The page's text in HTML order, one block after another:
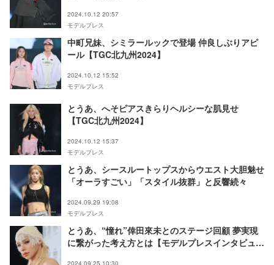
2024.10.12 20:57
モデルプレス
中町兄妹、シミラールックで登場 仲良しぶりアピ
ール【TGC北九州2024】
2024.10.12 15:52
モデルプレス
とうあ、へそピアスきらりヘルシーな肌見せ
【TGC北九州2024】
2024.10.12 15:37
モデルプレス
とうあ、シースルートップスからウエスト大胆魅せ
「オーラすごい」「スタイル抜群」と反響続々
2024.09.29 19:08
モデルプレス
とうあ、“憧れ”倖田來未とのステージ回顧 夢実現
に繋がった考え方とは【モデルプレスインタビュ
2024.09.25 10:30